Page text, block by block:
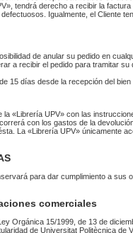
tendrá derecho a recibir la
Igualmente, el Cliente
de anular su pedido en
a recibir el pedido para tramitar
15 días desde la recepción del
la «Librería UPV» con las
con los gastos de la
La «Librería UPV» únicamente
para dar cumplimiento a
comerciales
Orgánica 15/1999, de 13 de
de Universitat Politècnica de